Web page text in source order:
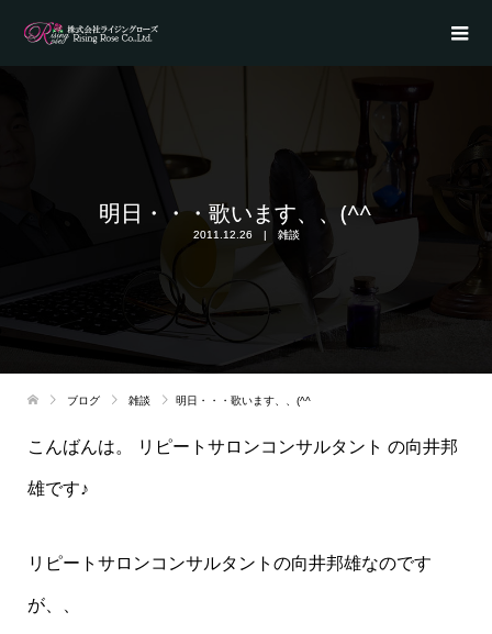
明日・・・歌います、、(^^ゞ
2011.12.26 雑談
ブログ 雑談 明日・・・歌います、、(^^ゞ
こんばんは。 リピートサロンコンサルタント の向井邦
雄です♪
リピートサロンコンサルタントの向井邦雄なのです
が、、